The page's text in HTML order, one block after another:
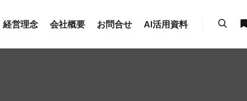
経営理念 会社概要 お問合せ AI活用資料